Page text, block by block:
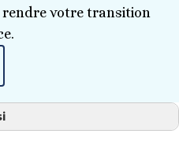
votre transition